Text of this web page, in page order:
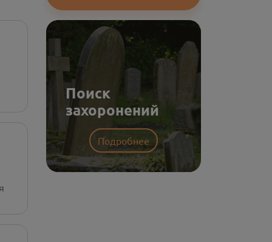
Поиск
захоронений
Подробнее